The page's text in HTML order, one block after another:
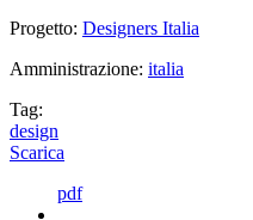
Progetto: Designers Italia
Amministrazione: italia
Tag:
design
Scarica
pdf